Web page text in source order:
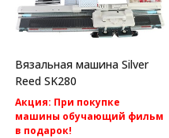
Вязальная машина Silver
Reed SK280
Акция: При покупке
машины обучающий фильм
в подарок!